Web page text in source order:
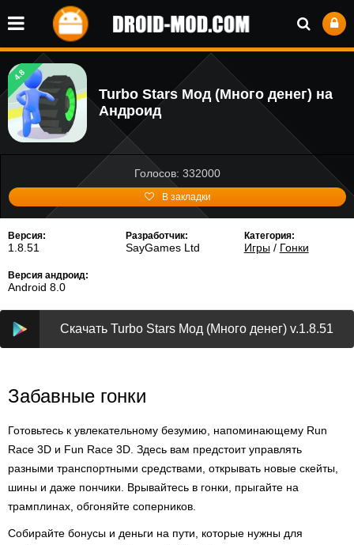
4.8
Turbo Stars Мод (Много денег) на
Андроид
Голосов: 332000
В закладки
Версия:
1.8.51
Разработчик:
SayGames Ltd
Категория:
Игры/ Гонки
Версия андроид:
Android 8.0
Скачать Turbo Stars Мод (Много денег) v.1.8.51
Забавные гонки
Готовьтесь к увлекательному безумию, напоминающему Run
Race 3D и Fun Race 3D. Здесь вам предстоит управлять
разными транспортными средствами, открывать новые скейты,
шины и даже пончики. Врывайтесь в гонки, прыгайте на
трамплинах, обгоняйте соперников.
Собирайте бонусы и деньги на пути, которые нужны для